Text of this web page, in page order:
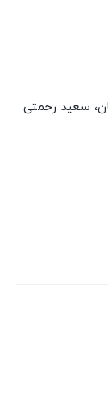
سعید رحمتی